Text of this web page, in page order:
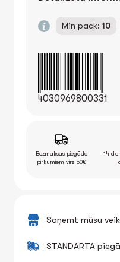
Min pack: 10
4030969800331
Bezmaksas piegāde
pirkumiem virs 50€
14
Saņemt mūsu
STANDARTA